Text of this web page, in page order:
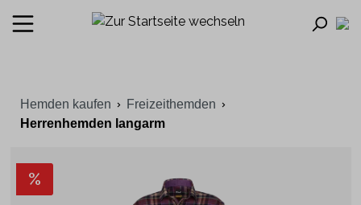
Hemden kaufen
Freizeithemden
Herrenhemden langarm
%